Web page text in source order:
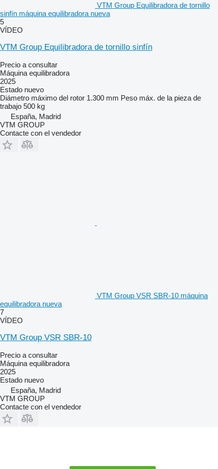
VTM Group Equilibradora de tornillo
sinfín máquina equilibradora nueva
5
VÍDEO
VTM Group Equilibradora de tornillo sinfín
Precio a consultar
Máquina equilibradora
2025
Estado nuevo
Diámetro máximo del rotor 1.300 mm Peso máx. de la pieza de
trabajo 500 kg
España, Madrid
VTM GROUP
Contacte con el vendedor
VTM Group VSR SBR-10 máquina
equilibradora nueva
7
VÍDEO
VTM Group VSR SBR-10
Precio a consultar
Máquina equilibradora
2025
Estado nuevo
España, Madrid
VTM GROUP
Contacte con el vendedor